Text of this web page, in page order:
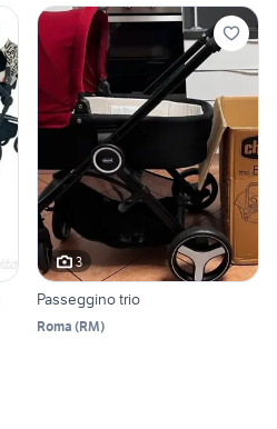
3
Passeggino trio
Roma (RM)